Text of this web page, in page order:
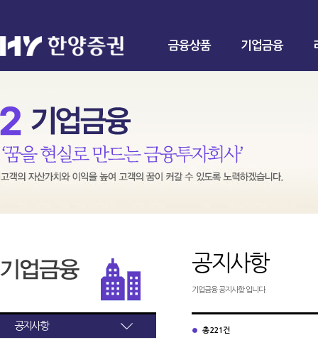
금융상품 기업금융
공지사항
공지사항
기업금융 공지사항 입니다.
총 221건